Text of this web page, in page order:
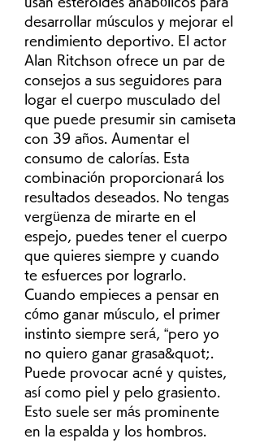
desarrollar músculos y mejorar el
rendimiento deportivo. El actor
Alan Ritchson ofrece un par de
consejos a sus seguidores para
logar el cuerpo musculado del
que puede presumir sin camiseta
con 39 años. Aumentar el
consumo de calorías. Esta
combinación proporcionará los
resultados deseados. No tengas
vergüenza de mirarte en el
espejo, puedes tener el cuerpo
que quieres siempre y cuando
te esfuerces por lograrlo.
Cuando empieces a pensar en
cómo ganar músculo, el primer
instinto siempre será, “pero yo
no quiero ganar grasa&quot;.
Puede provocar acné y quistes,
así como piel y pelo grasiento.
Esto suele ser más prominente
en la espalda y los hombros.